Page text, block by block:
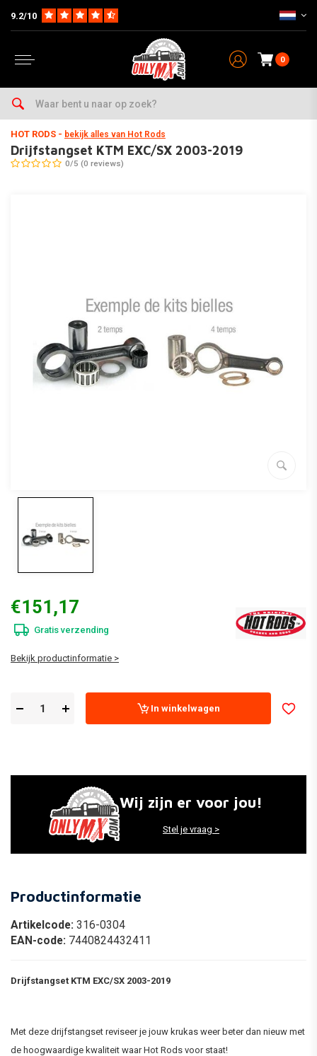
9.2/10
0
Home Drijfstangset KTM EXC/SX 2003-2019
HOT RODS - bekijk alles van Hot Rods
Drijfstangset KTM EXC/SX 2003-2019
0/5 (0 reviews)
€151,17
Gratis verzending
Bekijk productinformatie >
In winkelwagen
Wij zijn er voor jou!
Stel je vraag >
Productinformatie
Artikelcode: 316-0304
EAN-code: 7440824432411
Drijfstangset KTM EXC/SX 2003-2019
Met deze drijfstangset reviseer je jouw krukas weer beter dan nieuw met
de hoogwaardige kwaliteit waar Hot Rods voor staat!